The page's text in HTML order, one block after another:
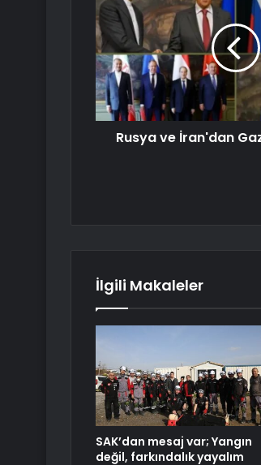
Rusya ve İran'dan
İlgili Makaleler
SAK’dan mesaj var; Yangın
değil, farkındalık yayalım